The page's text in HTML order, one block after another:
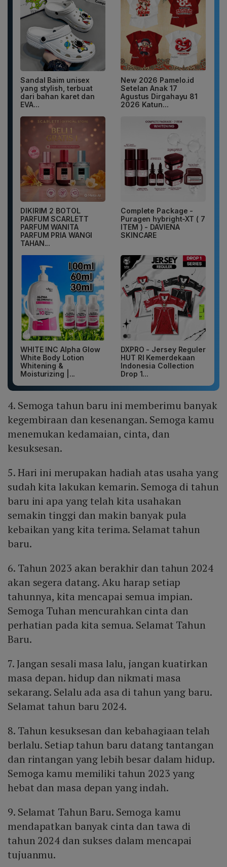
Sandal Baim unisex
yang stylish, terbuat
dari bahan karet dan
EVA...
New 2026 Pamelo.id
Setelan Anak 17
Agustus Dirgahayu 81
2026 Katun...
DIKIRIM 2 BOTOL
PARFUM SCARLETT
PARFUM WANITA
PARFUM PRIA WANGI
TAHAN...
Complete Package -
Puragen hybright-XT ( 7
ITEM ) - DAVIENA
SKINCARE
WHITE INC Alpha Glow
White Body Lotion
Whitening &
Moisturizing |...
DXPRO - Jersey Reguler
HUT RI Kemerdekaan
Indonesia Collection
Drop 1...
4. Semoga tahun baru ini memberimu banyak
kegembiraan dan kesenangan. Semoga kamu
menemukan kedamaian, cinta, dan
kesuksesan.
5. Hari ini merupakan hadiah atas usaha yang
sudah kita lakukan kemarin. Semoga di tahun
baru ini apa yang telah kita usahakan
semakin tinggi dan makin banyak pula
kebaikan yang kita terima. Selamat tahun
baru.
6. Tahun 2023 akan berakhir dan tahun 2024
akan segera datang. Aku harap setiap
tahunnya, kita mencapai semua impian.
Semoga Tuhan mencurahkan cinta dan
perhatian pada kita semua. Selamat Tahun
Baru.
7. Jangan sesali masa lalu, jangan kuatirkan
masa depan. hidup dan nikmati masa
sekarang. Selalu ada asa di tahun yang baru.
Selamat tahun baru 2024.
8. Tahun kesuksesan dan kebahagiaan telah
berlalu. Setiap tahun baru datang tantangan
dan rintangan yang lebih besar dalam hidup.
Semoga kamu memiliki tahun 2023 yang
hebat dan masa depan yang indah.
9. Selamat Tahun Baru. Semoga kamu
mendapatkan banyak cinta dan tawa di
tahun 2024 dan sukses dalam mencapai
tujuanmu.